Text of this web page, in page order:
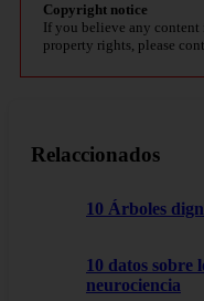
Copyright notice
If you believe any
property rights, please
Relaccionados
10 Árboles
10 datos sobre
neurociencia